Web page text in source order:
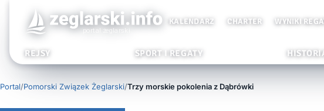
KALENDARZ CHARTER WYNIKI
REJSY SPORT I REGATY
Portal/Pomorski Związek Żeglarski/Trzy morskie pokolenia z Dąbrówki